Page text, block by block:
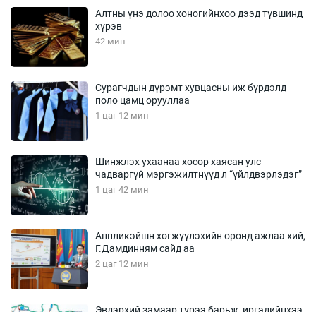
Алтны үнэ долоо хоногийнхоо дээд түвшинд
хүрэв
42 мин
Сурагчдын дүрэмт хувцасны иж бүрдэлд
поло цамц орууллаа
1 цаг 12 мин
Шинжлэх ухаанаа хөсөр хаясан улс
чадваргүй мэргэжилтнүүд л “үйлдвэрлэдэг”
1 цаг 42 мин
Аппликэйшн хөгжүүлэхийн оронд ажлаа хий,
Г.Дамдинням сайд аа
2 цаг 12 мин